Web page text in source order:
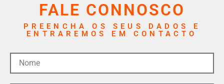
FALE CONNOSCO
PREENCHA OS SEUS DADOS E
ENTRAREMOS EM CONTACTO